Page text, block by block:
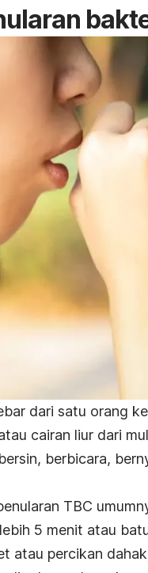
dari satu orang
cairan liur dari
berbicara,
TBC
5 menit atau
atau percikan